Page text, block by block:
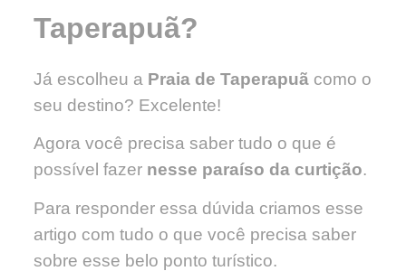
Taperapuã?
Já escolheu a Praia de Taperapuã como o
seu destino? Excelente!
Agora você precisa saber tudo o que é
possível fazer nesse paraíso da curtição.
Para responder essa dúvida criamos esse
artigo com tudo o que você precisa saber
sobre esse belo ponto turístico.